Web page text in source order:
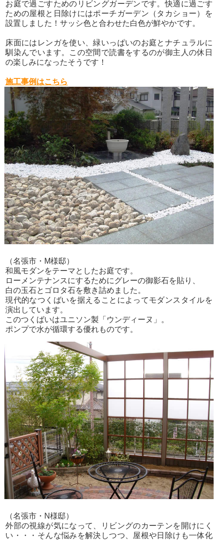
お庭で過ごすためのリビングガーデンです。快適に過ごす
ための屋根と日除けにはポーチガーデン（タカショー）を
設置しました！サッシ色と合わせた白色が鮮やかです。
床面にはレンガを使い、緑いっぱいのお庭とナチュラルに
馴染んでいます。この空間で読書をするのが御主人の休日
の楽しみになったそうです！
施工事例はこちら
（名張市・M様邸）
和風モダンをテーマとしたお庭です。
ローメンテナンスにするためにグレーの御影石を貼り、
白の玉石とゴロタ石を敷き詰めました。
現代的なつくばいを据えることによってモダンスタイルを
演出しています。
このつくばいはユニソン製「ウンディーヌ」。
ポンプで水が循環する優れものです。
（名張市・N様邸）
外部の視線が気になって、リビングのカーテンを開けにく
い・・・そんな悩みを解決しつつ、屋根や日除けも一体化